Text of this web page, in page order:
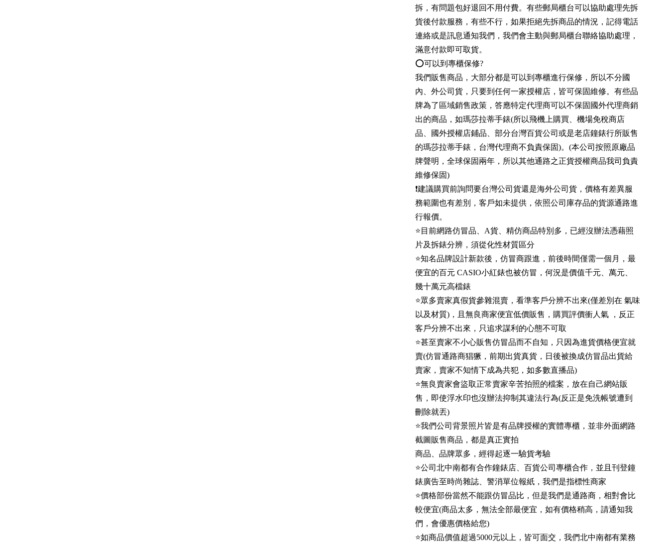
拆，有問題包好退回不用付費。有些郵局櫃台可以協助處理先拆
貨後付款服務，有些不行，如果拒絕先拆商品的情況，記得電話
連絡或是訊息通知我們，我們會主動與郵局櫃台聯絡協助處理，
滿意付款即可取貨。
⭕可以到專櫃保修?
我們販售商品，大部分都是可以到專櫃進行保修，所以不分國
內、外公司貨，只要到任何一家授權店，皆可保固維修。有些品
牌為了區域銷售政策，答應特定代理商可以不保固國外代理商銷
出的商品，如瑪莎拉蒂手錶(所以飛機上購買、機場免稅商店
品、國外授權店鋪品、部分台灣百貨公司或是老店鐘錶行所販售
的瑪莎拉蒂手錶，台灣代理商不負責保固)。(本公司按照原廠品
牌聲明，全球保固兩年，所以其他通路之正貨授權商品我司負責
維修保固)
❗建議購買前詢問要台灣公司貨還是海外公司貨，價格有差異服
務範圍也有差別，客戶如未提供，依照公司庫存品的貨源通路進
行報價。
⭐目前網路仿冒品、A貨、精仿商品特別多，已經沒辦法憑藉照
片及拆錶分辨，須從化性材質區分
⭐知名品牌設計新款後，仿冒商跟進，前後時間僅需一個月，最
便宜的百元 CASIO小紅錶也被仿冒，何況是價值千元、萬元、
幾十萬元高檔錶
⭐眾多賣家真假貨參雜混賣，看準客戶分辨不出來(僅差別在 氣味
以及材質)，且無良商家便宜低價販售，購買評價衝人氣 ，反正
客戶分辨不出來，只追求謀利的心態不可取
⭐甚至賣家不小心販售仿冒品而不自知，只因為進貨價格便宜就
賣(仿冒通路商猖獗，前期出貨真貨，日後被換成仿冒品出貨給
賣家，賣家不知情下成為共犯，如多數直播品)
⭐無良賣家會盜取正常賣家辛苦拍照的檔案，放在自己網站販
售，即使浮水印也沒辦法抑制其違法行為(反正是免洗帳號遭到
刪除就丟)
⭐我們公司背景照片皆是有品牌授權的實體專櫃，並非外面網路
截圖販售商品，都是真正實拍
商品、品牌眾多，經得起逐一驗貨考驗
⭐公司北中南都有合作鐘錶店、百貨公司專櫃合作，並且刊登鐘
錶廣告至時尚雜誌、警消單位報紙，我們是指標性商家
⭐價格部份當然不能跟仿冒品比，但是我們是通路商，相對會比
較便宜(商品太多，無法全部最便宜，如有價格稍高，請通知我
們，會優惠價格給您)
⭐如商品價值超過5000元以上，皆可面交，我們北中南都有業務